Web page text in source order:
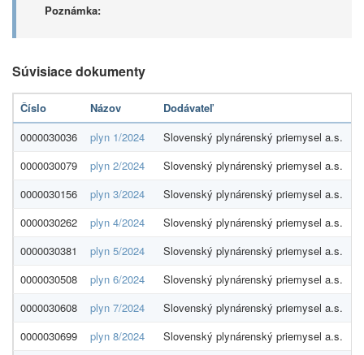
Poznámka:
Súvisiace dokumenty
Číslo Názov Dodávateľ
0000030036
plyn 1/2024 Slovenský plynárenský priemysel a.s.
0000030079
plyn 2/2024 Slovenský plynárenský priemysel a.s.
0000030156
plyn 3/2024 Slovenský plynárenský priemysel a.s.
0000030262
plyn 4/2024 Slovenský plynárenský priemysel a.s.
0000030381
plyn 5/2024 Slovenský plynárenský priemysel a.s.
0000030508
plyn 6/2024 Slovenský plynárenský priemysel a.s.
0000030608
plyn 7/2024 Slovenský plynárenský priemysel a.s.
0000030699
plyn 8/2024 Slovenský plynárenský priemysel a.s.